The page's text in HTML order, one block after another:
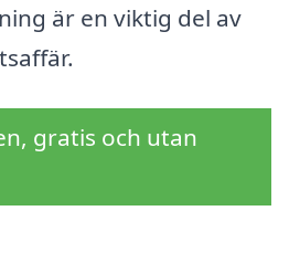
är en viktig del av
gratis och utan